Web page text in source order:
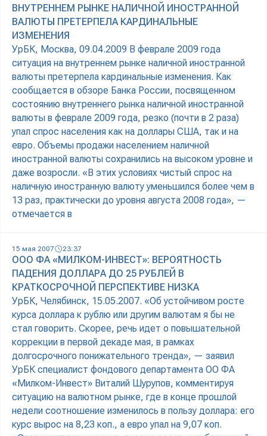
ВНУТРЕННЕМ РЫНКЕ НАЛИЧНОЙ ИНОСТРАННОЙ
ВАЛЮТЫ ПРЕТЕРПЕЛА КАРДИНАЛЬНЫЕ
ИЗМЕНЕНИЯ
УрБК, Москва, 09.04.2009 В феврале 2009 года
ситуация на внутреннем рынке наличной иностранной
валюты претерпела кардинальные изменения. Как
сообщается в обзоре Банка России, посвященном
состоянию внутреннего рынка наличной иностранной
валюты в феврале 2009 года, резко (почти в 2 раза)
упал спрос населения как на доллары США, так и на
евро. Объемы продажи населением наличной
иностранной валюты сохранились на высоком уровне и
даже возросли. «В этих условиях чистый спрос на
наличную иностранную валюту уменьшился более чем в
13 раз, практически до уровня августа 2008 года», —
отмечается в
15 мая 2007 23:37
ООО ФА «МИЛКОМ-ИНВЕСТ»: ВЕРОЯТНОСТЬ
ПАДЕНИЯ ДОЛЛАРА ДО 25 РУБЛЕЙ В
КРАТКОСРОЧНОЙ ПЕРСПЕКТИВЕ НИЗКА
УрБК, Челябинск, 15.05.2007. «Об устойчивом росте
курса доллара к рублю или другим валютам я бы не
стал говорить. Скорее, речь идет о повышательной
коррекции в первой декаде мая, в рамках
долгосрочного понижательного тренда», — заявил
УрБК специалист фондового департамента ОО ФА
«Милком-Инвест» Виталий Шурупов, комментируя
ситуацию на валютном рынке, где в конце прошлой
недели соотношение изменилось в пользу доллара: его
курс вырос на 8,23 коп., а евро упал на 9,07 коп.